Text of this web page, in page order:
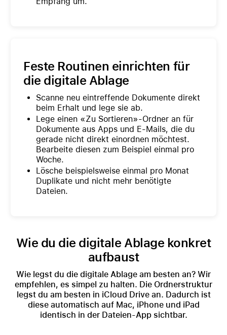
Feste Routinen einrichten für
die digitale Ablage
Scanne neu eintreffende Dokumente direkt
beim Erhalt und lege sie ab.
Lege einen «Zu Sortieren»-Ordner an für
Dokumente aus Apps und E-Mails, die du
gerade nicht direkt einordnen möchtest.
Bearbeite diesen zum Beispiel einmal pro
Woche.
Lösche beispielsweise einmal pro Monat
Duplikate und nicht mehr benötigte
Dateien.
Wie du die digitale Ablage konkret
aufbaust
Wie legst du die digitale Ablage am besten an? Wir
empfehlen, es simpel zu halten. Die Ordnerstruktur
legst du am besten in iCloud Drive an. Dadurch ist
diese automatisch auf Mac, iPhone und iPad
identisch in der Dateien-App sichtbar.